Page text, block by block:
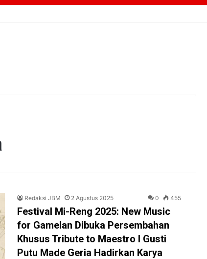
2027 Proyeksi Belanja Daerah Capai Rp14 Triliun
Redaksi JBM 2 Agustus 2025 0 455
Festival Mi-Reng 2025: New Music
for Gamelan Dibuka Persembahan
Khusus Tribute to Maestro I Gusti
Putu Made Geria Hadirkan Karya